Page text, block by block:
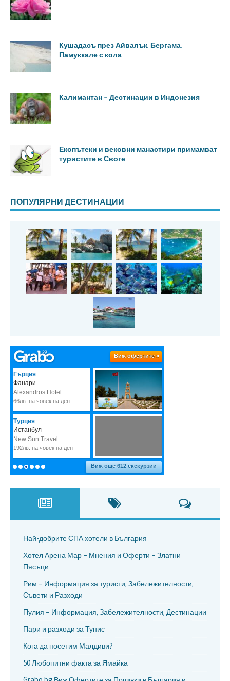
Кушадасъ през Айвалък, Бергама,
Памуккале с кола
Калимантан – Дестинации в Индонезия
Екопътеки и вековни манастири примамват
туристите в Своге
ПОПУЛЯРНИ ДЕСТИНАЦИИ
Най-добрите СПА хотели в България
Хотел Арена Мар – Мнения и Оферти – Златни
Пясъци
Рим – Информация за туристи, Забележителности,
Съвети и Разходи
Пулия – Информация, Забележителности, Дестинации
Пари и разходи за Тунис
Кога да посетим Малдиви?
50 Любопитни факта за Ямайка